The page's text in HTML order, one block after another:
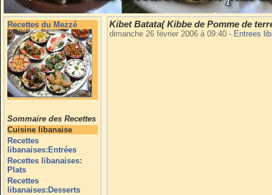
Recettes du Mezzé
Sommaire des Recettes
Cuisine libanaise
Recettes
libanaises:Entrées
Recettes libanaises:
Plats
Recettes
libanaises:Desserts
Kibet Batata( Kibbe de Pomme de
dimanche 26 février 2006 à 09:40 - Entrees